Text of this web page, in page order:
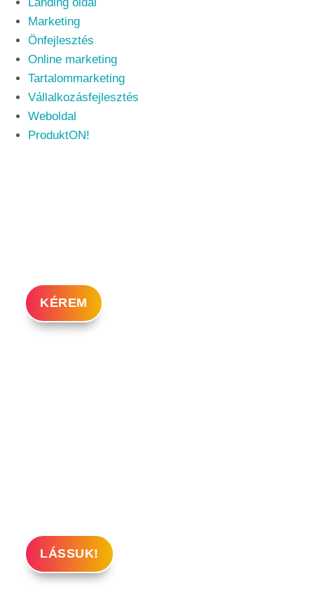
Marketing
Önfejlesztés
Online marketing
Tartalommarketing
Vállalkozásfejlesztés
Weboldal
ProduktON!
KÉREM
LÁSSUK!